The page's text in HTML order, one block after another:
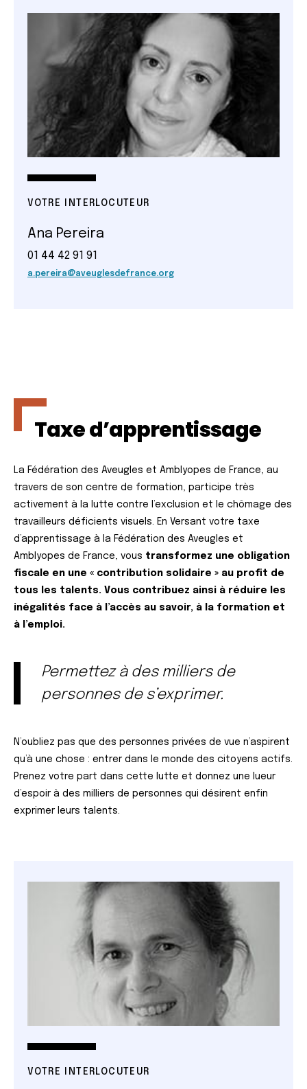
VOTRE INTERLOCUTEUR
Ana Pereira
01 44 42 91 91
a.pereira@aveuglesdefrance.org
Taxe d’apprentissage
La Fédération des Aveugles et Amblyopes de France, au
travers de son centre de formation, participe très
activement à la lutte contre l’exclusion et le chômage des
travailleurs déficients visuels. En Versant votre taxe
d’apprentissage à la Fédération des Aveugles et
Amblyopes de France, vous transformez une obligation
fiscale en une « contribution solidaire » au profit de
tous les talents. Vous contribuez ainsi à réduire les
inégalités face à l’accès au savoir, à la formation et
à l’emploi.
Permettez à des milliers de
personnes de s’exprimer.
N’oubliez pas que des personnes privées de vue n’aspirent
qu’à une chose : entrer dans le monde des citoyens actifs.
Prenez votre part dans cette lutte et donnez une lueur
d’espoir à des milliers de personnes qui désirent enfin
exprimer leurs talents.
VOTRE INTERLOCUTEUR